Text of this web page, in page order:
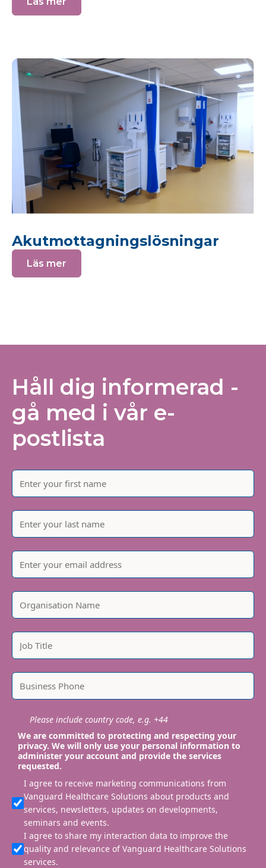
Akutmottagningslösningar
Läs mer
Håll dig informerad -
gå med i vår e-
postlista
Please include country code, e.g. +44
We are committed to protecting and respecting your
privacy. We will only use your personal information to
administer your account and provide the services
requested.
I agree to receive marketing communications from
Vanguard Healthcare Solutions about products and
services, newsletters, updates on developments,
seminars and events.
I agree to share my interaction data to improve the
quality and relevance of Vanguard Healthcare Solutions
services.